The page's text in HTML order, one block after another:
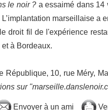
le noir ? a essaimé dans 14
marseillaise a
droit fil de l'expérience
à Bordeaux.
République, 10, rue Méry,
sur
Envoyer à un ami